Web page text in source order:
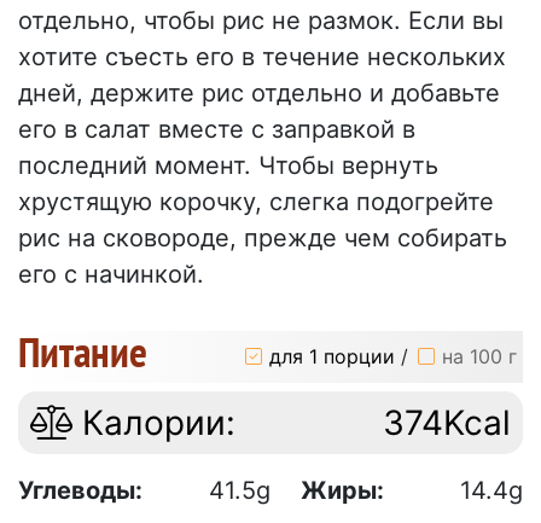
отдельно, чтобы рис не размок. Если вы
хотите съесть его в течение нескольких
дней, держите рис отдельно и добавьте
его в салат вместе с заправкой в
последний момент. Чтобы вернуть
хрустящую корочку, слегка подогрейте
рис на сковороде, прежде чем собирать
его с начинкой.
Питание для 1 порции / на 100 г
Калории: 374Kcal
Углеводы: 41.5g Жиры:
14.4g